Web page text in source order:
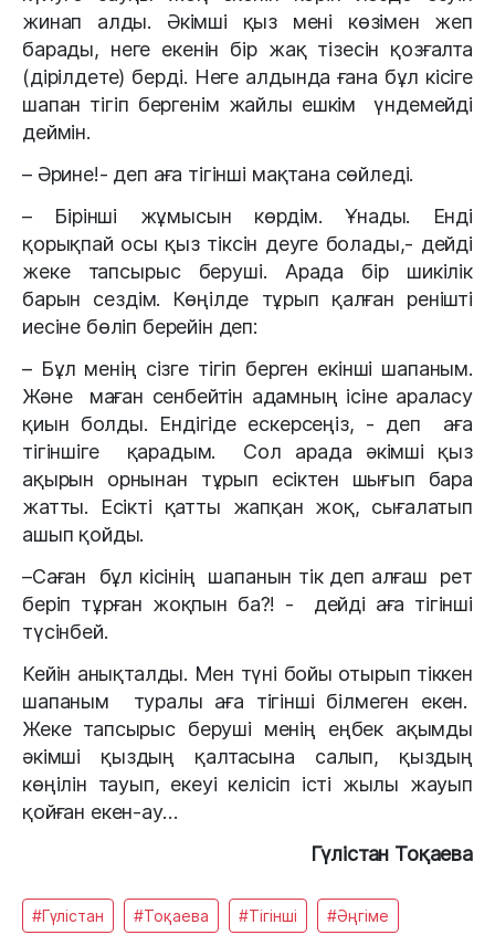
жинап алды. Әкімші қыз мені көзімен жеп
барады, неге екенін бір жақ тізесін қозғалта
(дірілдете) берді. Неге алдында ғана бұл кісіге
шапан тігіп бергенім жайлы ешкім үндемейді
деймін.
– Әрине!- деп аға тігінші мақтана сөйледі.
– Бірінші жұмысын көрдім. Ұнады. Енді
қорықпай осы қыз тіксін деуге болады,- дейді
жеке тапсырыс беруші. Арада бір шикілік
барын сездім. Көңілде тұрып қалған ренішті
иесіне бөліп берейін деп:
– Бұл менің сізге тігіп берген екінші шапаным.
Және маған сенбейтін адамның ісіне араласу
қиын болды. Ендігіде ескерсеңіз, - деп аға
тігіншіге қарадым. Сол арада әкімші қыз
ақырын орнынан тұрып есіктен шығып бара
жатты. Есікті қатты жапқан жоқ, сығалатып
ашып қойды.
–Саған бұл кісінің шапанын тік деп алғаш рет
беріп тұрған жоқпын ба?! - дейді аға тігінші
түсінбей.
Кейін анықталды. Мен түні бойы отырып тіккен
шапаным туралы аға тігінші білмеген екен.
Жеке тапсырыс беруші менің еңбек ақымды
әкімші қыздың қалтасына салып, қыздың
көңілін тауып, екеуі келісіп істі жылы жауып
қойған екен-ау…
Гүлістан Тоқаева
#Гүлістан #Тоқаева #Тігінші #Әңгіме